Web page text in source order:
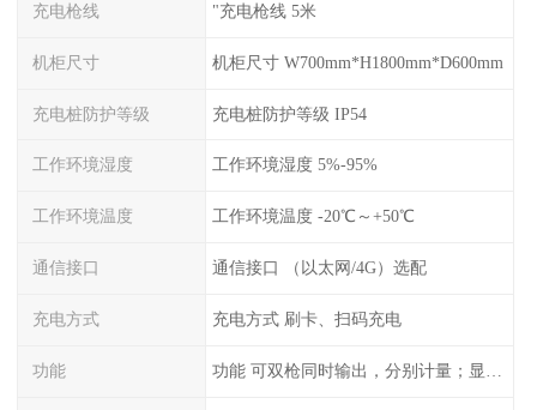
充电枪线 "充电枪线 5米
机柜尺寸 机柜尺寸 W700mm*H1800mm*D600mm
充电桩防护等级 充电桩防护等级 IP54
工作环境湿度 工作环境湿度 5%-95%
工作环境温度 工作环境温度 -20℃～+50℃
通信接口 通信接口 （以太网/4G）选配
充电方式 充电方式 刷卡、扫码充电
功能